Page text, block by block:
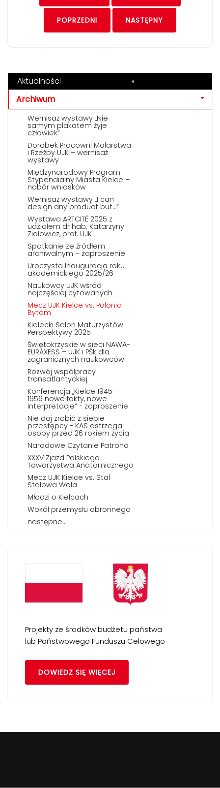
POPRZEDNI NASTĘPNY
Aktualności
Archiwum
Wernisaż wystawy „Nie
samym plakatem żyje
człowiek”
Dorobek Pracowni Malarstwa
i Rzeźby UJK – wernisaż
wystawy
Międzynarodowy Program
Stypendialny Miasta Kielce –
nabór wniosków
Wernisaż wystawy „I can
design any product but…”
Wystawa ARTCITÉ 2025 z
udziałem dr hab. Katarzyny
Ziołowicz, prof. UJK
Spotkanie ze źródłem
archiwalnym – zaproszenie
Uroczysta Inauguracja roku
akademickiego 2025/26
Naukowcy UJK wśród
najczęściej cytowanych
Mecz UJK Kielce vs. Polonia
Bytom
Kielecki Salon Maturzystów
Perspektywy 2025
Świętokrzyskie w sieci NAWA-
EURAXESS – UJK i PŚk dla
zagranicznych naukowców
Rozwój współpracy
transatlantyckiej
Konferencja „Kielce 1945 –
1956 nowe fakty, nowe
interpretacje” - zaproszenie
Nie daj zrobić z siebie
przestępcy - KAS ostrzega
osoby przed 26 rokiem życia
Narodowe Czytanie Patrona
XXXV Zjazd Polskiego
Towarzystwa Anatomicznego
Mecz UJK Kielce vs. Stal
Stalowa Wola
Młodzi o Kielcach
Wokół przemysłu obronnego
następne...
Projekty ze środków budżetu państwa
lub Państwowego Funduszu Celowego
DOWIEDZ SIĘ WIĘCEJ